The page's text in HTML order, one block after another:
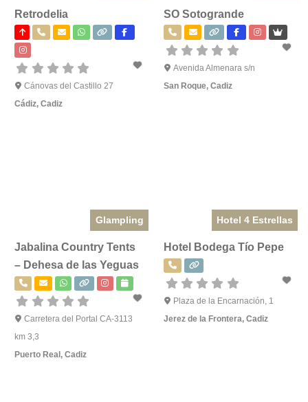
Retrodelia
Cánovas del Castillo 27
Cádiz, Cadiz
SO Sotogrande
Avenida Almenara s/n
San Roque,Cadiz
Glampling
Jabalina Country Tents
– Dehesa de las Yeguas
Carretera del Portal CA-3113
km 3,3
Puerto Real , Cadiz
Hotel 4 Estrellas
Hotel Bodega Tío Pepe
Plaza de la Encarnación, 1
Jerez de la Frontera,Cadiz